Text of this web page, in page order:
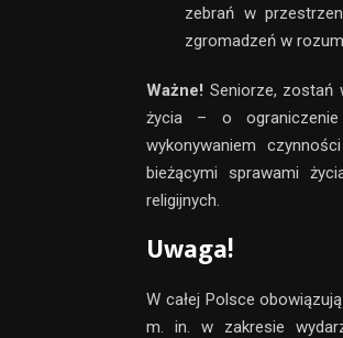
zebrań w
zgromadzeń w
Ważne! Seniorze, zostań
życia – o ograniczenie
wykonywaniem
bieżącymi sprawami
religijnych.
Uwaga!
W całej Polsce
m. in. w zakresie